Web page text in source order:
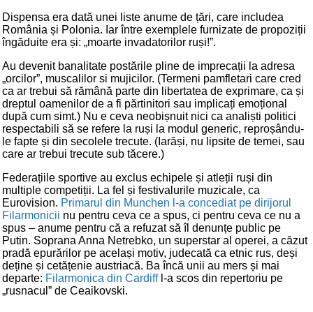
Dispensa era dată unei liste anume de țări, care includea
România și Polonia. Iar între exemplele furnizate de propoziții
îngăduite era și: „moarte invadatorilor ruși!”.
Au devenit banalitate postările pline de imprecații la adresa
„orcilor”, muscalilor si mujicilor. (Termeni pamfletari care cred
ca ar trebui să rămână parte din libertatea de exprimare, ca și
dreptul oamenilor de a fi părtinitori sau implicați emoțional
după cum simt.) Nu e ceva neobișnuit nici ca analiști politici
respectabili să se refere la ruși la modul generic, reproșându-
le fapte și din secolele trecute. (Iarăși, nu lipsite de temei, sau
care ar trebui trecute sub tăcere.)
Federațiile sportive au exclus echipele și atleții ruși din
multiple competiții. La fel și festivalurile muzicale, ca
Eurovision. Primarul din Munchen l-a concediat pe dirijorul
Filarmonicii nu pentru ceva ce a spus, ci pentru ceva ce nu a
spus – anume pentru că a refuzat să îl denunțe public pe
Putin. Soprana Anna Netrebko, un superstar al operei, a căzut
pradă epurărilor pe același motiv, judecată ca etnic rus, deși
deține și cetățenie austriacă. Ba încă unii au mers și mai
departe: Filarmonica din Cardiffl-a scos din repertoriu pe
„rusnacul” de Ceaikovski.